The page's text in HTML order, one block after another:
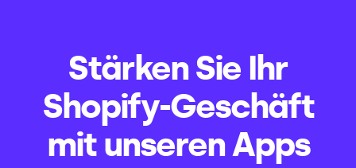
Stärken Sie Ihr
Shopify-Geschäft
mit unseren Apps